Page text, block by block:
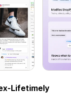
Lifetimely